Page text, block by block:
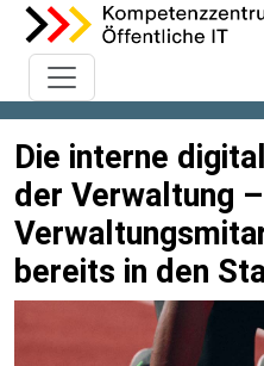
Die interne
der Verwaltung
bereits in den